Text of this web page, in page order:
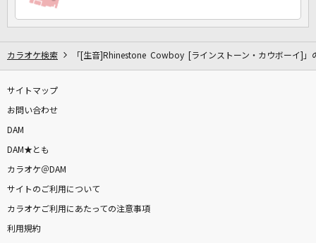
カラオケ検索 「[生音]Rhinestone Cowboy [ラインストーン・カウボーイ]」
サイトマップ
お問い合わせ
DAM
DAM★とも
カラオケ＠DAM
サイトのご利用について
カラオケご利用にあたっての注意事項
利用規約